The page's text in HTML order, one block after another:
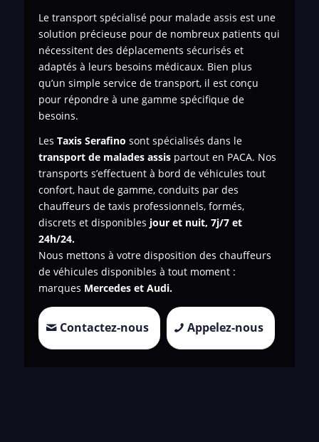
Le transport spécialisé pour malade assis est une
solution précieuse pour de nombreux patients qui
nécessitent des déplacements sécurisés et
adaptés à leurs besoins médicaux. Bien plus
qu’un simple service de transport, il est conçu
pour répondre à une gamme spécifique de
besoins.
Les Taxis Serafino sont spécialisés dans le
transport de malades assis partout en PACA. Nos
transports s’effectuent à bord de véhicules tout
confort, haut de gamme, conduits par des
chauffeurs de taxis professionnels, formés,
discrets et disponibles jour et nuit, 7j/7 et
24h/24.
Nous mettons à votre disposition des chauffeurs
de véhicules disponibles à tout moment :
marques Mercedes et Audi.
Contactez-nous Appelez-nous